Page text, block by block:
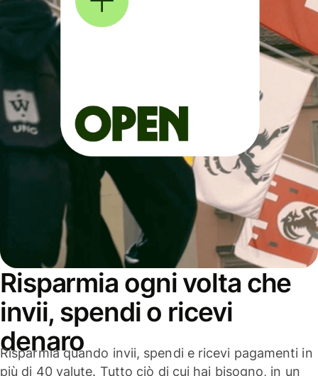
Risparmia ogni volta che
invii, spendi o ricevi
denaro
Risparmia quando invii, spendi e ricevi pagamenti in
più di 40 valute. Tutto ciò di cui hai bisogno, in un